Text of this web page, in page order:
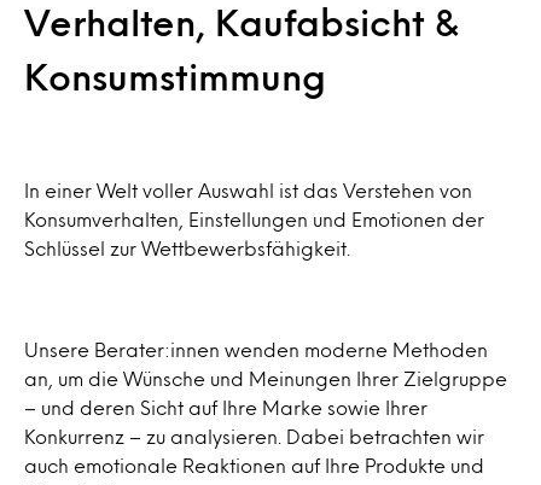
Verhalten, Kaufabsicht &
Konsumstimmung
In einer Welt voller Auswahl ist das Verstehen von
Konsumverhalten, Einstellungen und Emotionen der
Schlüssel zur Wettbewerbsfähigkeit.
Unsere Berater:innen wenden moderne Methoden
an, um die Wünsche und Meinungen Ihrer Zielgruppe
– und deren Sicht auf Ihre Marke sowie Ihrer
Konkurrenz – zu analysieren. Dabei betrachten wir
auch emotionale Reaktionen auf Ihre Produkte und